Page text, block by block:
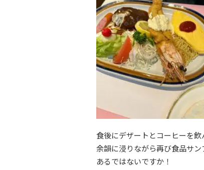
食後にデザートとコーヒーを飲
余韻に浸りながら再び食品サ
あるではないですか！